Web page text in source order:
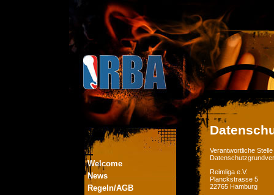
Welcome
News
Regeln/AGB
Verantwortliche
Reimliga e.V.
Planckstrasse 5
22765 Hamburg